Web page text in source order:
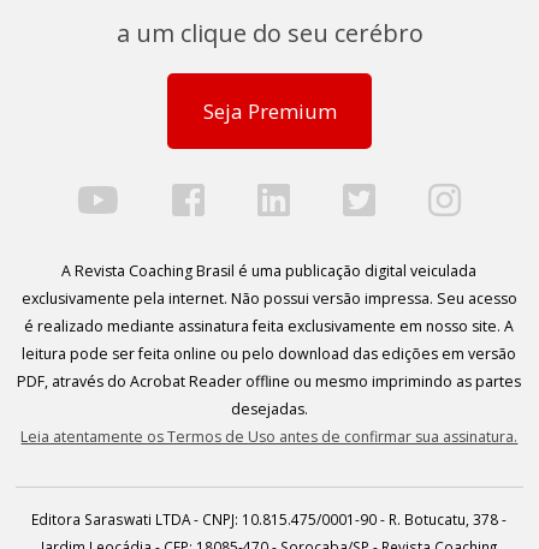
a um clique do seu cerébro
Seja Premium
A Revista Coaching Brasil é uma publicação digital veiculada
exclusivamente pela internet. Não possui versão impressa. Seu acesso
é realizado mediante assinatura feita exclusivamente em nosso site. A
leitura pode ser feita online ou pelo download das edições em versão
PDF, através do Acrobat Reader offline ou mesmo imprimindo as partes
desejadas.
Leia atentamente os Termos de Uso antes de confirmar sua assinatura.
Editora Saraswati LTDA - CNPJ: 10.815.475/0001-90 - R. Botucatu, 378 -